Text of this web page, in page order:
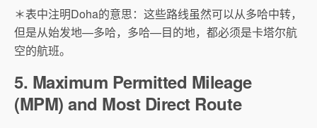
＊表中注明Doha的意思：这些路线虽然可以从多哈中转，
但是从始发地—多哈，多哈—目的地，都必须是卡塔尔航
空的航班。
5. Maximum Permitted Mileage
(MPM) and Most Direct Route